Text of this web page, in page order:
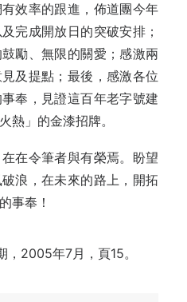
效率的跟進，佈道團今年
完成開放日的突破安排；
勵、無限的關愛；感激兩
及提點；最後，感激各位
奉，見證這百年老字號建
熱」的金漆招牌。
在令筆者與有榮焉。盼望
浪，在未來的路上，開拓
事奉！
，2005年7月，頁15。